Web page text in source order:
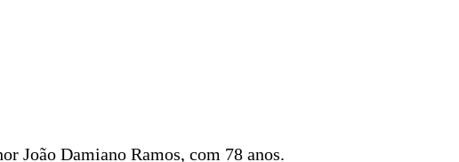
João Damiano Ramos, com 78 anos.